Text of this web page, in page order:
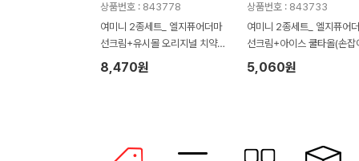
상품번호 : 843778
여미니 2종세트_ 엘지퓨어더마
선크림+유시몰 오리지널 치약4
0g(손잡이박스)
8,470원
상품번호 : 843733
여미니 2종세트_ 엘지퓨어
선크림+아이스 쿨타올(손잡
스)
5,060원